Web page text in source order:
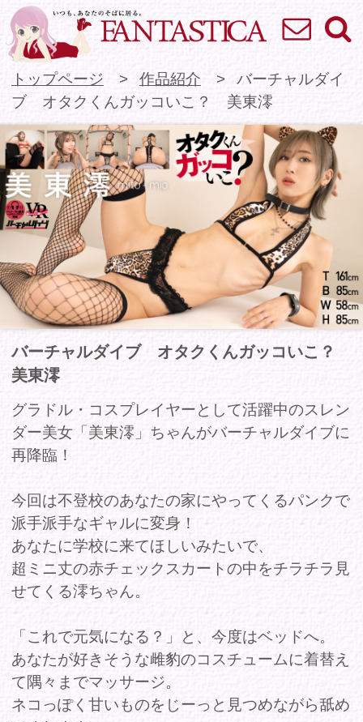
VR専門★アイド
トップページ
ブ オタクくんガッコいこ？ 美東澪
バーチャルダイブ オタクくんガッコいこ？
美東澪
グラドル・コスプレイヤーとして活躍中のスレン
ダー美女「美東澪」ちゃんがバーチャルダイブに
再降臨！
今回は不登校のあなたの家にやってくるパンクで
派手派手なギャルに変身！
超ミニ丈の赤チェックスカートの中をチラチラ見
せてくる澪ちゃん。
「これで元気になる？」と、今度はベッドへ。
ネコっぽく甘いものをじーっと見つめながら舐め
てくれます。
そんな澪ちゃんに最後はお礼のマッサージ。
すごく気持ちよさそうな表情にドキドキなあな
た。
ここまでされたらもう学校行くしかない！
＜バイノーラル録音作品＞
出演者プロフィール:美東澪
T161/B:85/W:58/H:85